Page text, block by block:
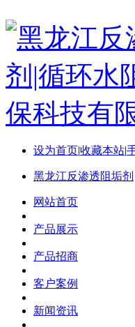
设为首页|收藏本站|
黑龙江反渗透阻垢剂
网站首页
产品展示
产品招商
客户案例
新闻资讯